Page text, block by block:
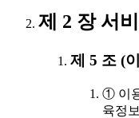
제 2 장 서
제 5 조 (
① 이
육정